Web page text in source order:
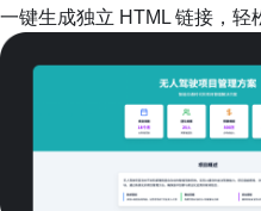
一键生成独立 HTML 链接，轻